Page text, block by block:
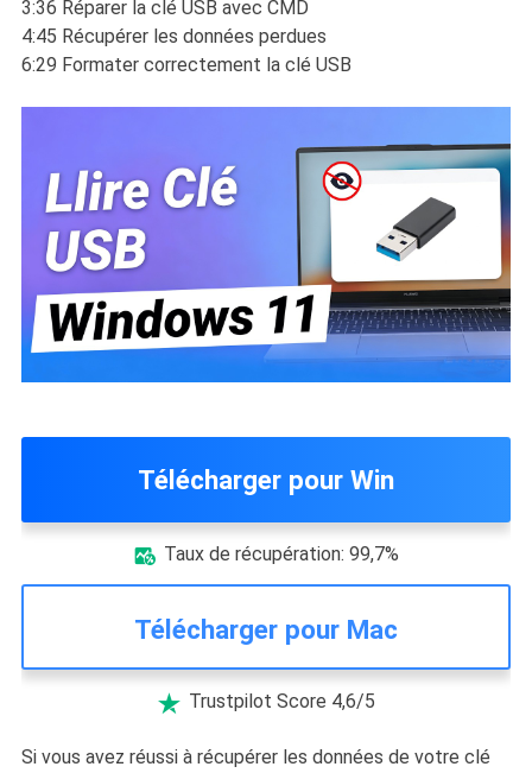
3:36 Réparer la clé USB avec CMD
4:45 Récupérer les données perdues
6:29 Formater correctement la clé USB
Télécharger pour Win
 Taux de récupération: 99,7%
Télécharger pour Mac
 Trustpilot Score 4,6/5
Si vous avez réussi à récupérer les données de votre clé